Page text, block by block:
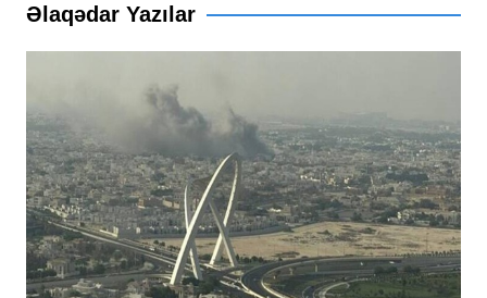
Əlaqədar Yazılar